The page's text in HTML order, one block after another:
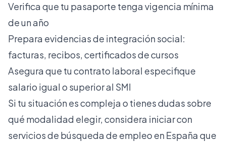
Verifica que tu pasaporte tenga vigencia mínima
de un año
Prepara evidencias de integración social:
facturas, recibos, certificados de cursos
Asegura que tu contrato laboral especifique
salario igual o superior al SMI
Si tu situación es compleja o tienes dudas sobre
qué modalidad elegir, considera iniciar con
servicios de búsqueda de empleo en Españaque